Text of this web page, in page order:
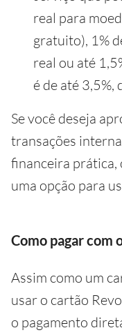
real para
gratuito), 1%
real ou até
é de até 3,5%,
Se você deseja
transações
financeira prática,
uma opção para
Como pagar com
Assim como um
usar o cartão
o pagamento